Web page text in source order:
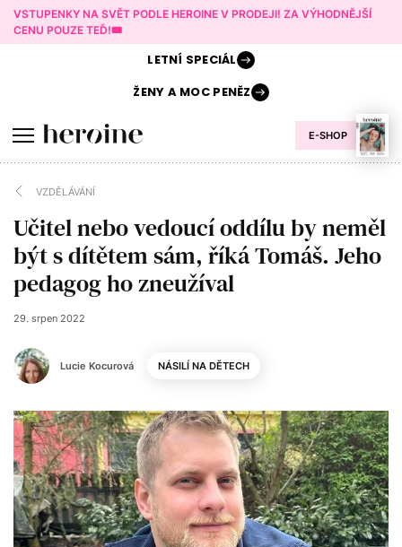
VSTUPENKY NA SVĚT PODLE HEROINE V PRODEJI! ZA VÝHODNĚJŠÍ
CENU POUZE TEĎ!🎟️
E-SHOP
LETNÍ SPECIÁL
ŽENY AMOC PENĚZ
VZDĚLÁVÁNÍ
Učitel nebo vedoucí oddílu by neměl
být s dítětem sám, říká Tomáš. Jeho
pedagog ho zneužíval
Lucie Kocurová
29. srpen 2022
NÁSILÍ NA DĚTECH